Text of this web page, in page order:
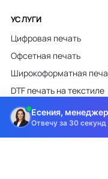
УСЛУГИ
Цифровая печать
Офсетная печать
Широкоформатная
DTF печать на текстиле
Лазерная гравировка
Есения, менеджер
Отвечу за 30 секунд